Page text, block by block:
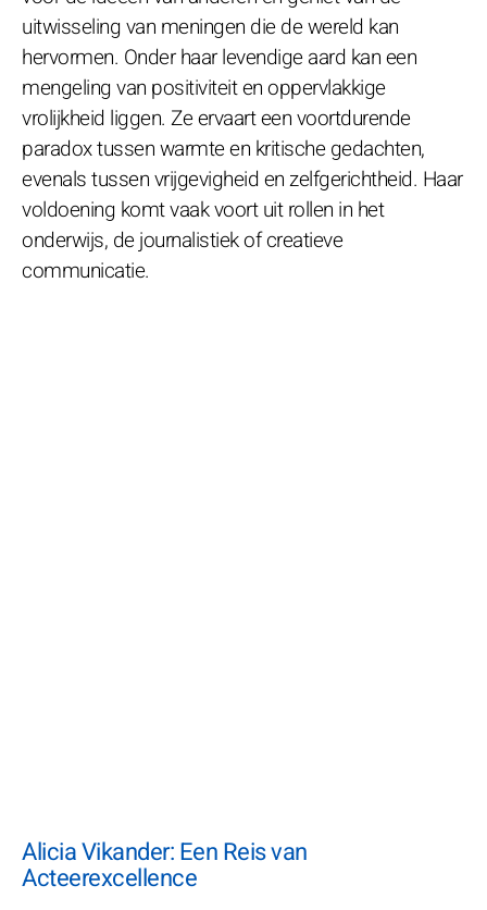
uitwisseling van meningen die de wereld kan
hervormen. Onder haar levendige aard kan een
mengeling van positiviteit en oppervlakkige
vrolijkheid liggen. Ze ervaart een voortdurende
paradox tussen warmte en kritische gedachten,
evenals tussen vrijgevigheid en zelfgerichtheid. Haar
voldoening komt vaak voort uit rollen in het
onderwijs, de journalistiek of creatieve
communicatie.
Alicia Vikander: Een Reis van
Acteerexcellence